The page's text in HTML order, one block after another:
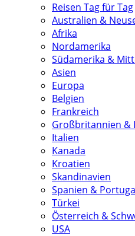
Reisen Tag für Tag
Australien &
Afrika
Nordamerika
Südamerika &
Asien
Europa
Belgien
Frankreich
Großbritannien &
Italien
Kanada
Kroatien
Skandinavien
Spanien &
Türkei
Österreich &
USA